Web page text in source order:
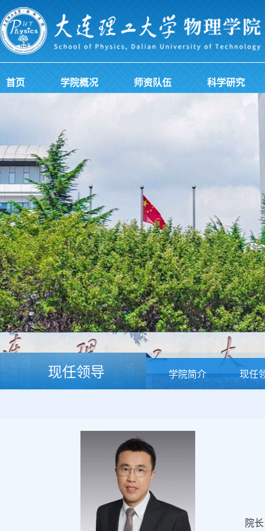
首页 学院概况 师资队伍 科学研究
现任领导 学院简介 现任
院长